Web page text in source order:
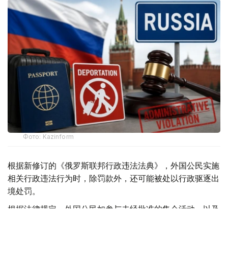
Фото: Kazinform
根据新修订的《俄罗斯联邦行政违法法典》，外国公民实施
相关行政违法行为时，除罚款外，还可能被处以行政驱逐出
境处罚。
根据法律规定，外国公民如参与未经批准的集会活动，以及